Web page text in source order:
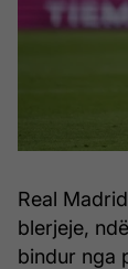
Real
blerjeje,
bindur nga